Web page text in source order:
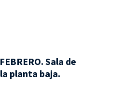
Sala de
planta baja.